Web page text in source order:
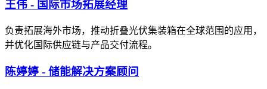
王伟 - 国际市场拓展经理
负责拓展海外市场，推动折叠光伏集装箱在全球范围的应用，
并优化国际供应链与产品交付流程。
陈婷婷 - 储能解决方案顾问